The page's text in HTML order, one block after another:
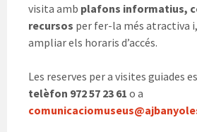
visita amb plafons informatius,
recursos per fer-la més atractiva
ampliar els horaris d’accés.
Les reserves per a visites guiades
telèfon 972 57 23 61 o a